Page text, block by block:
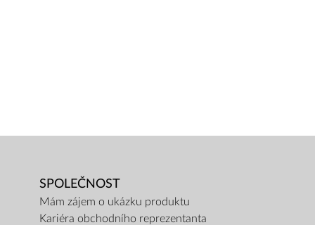
SPOLEČNOST
Mám zájem o ukázku produktu
Kariéra obchodního reprezentanta